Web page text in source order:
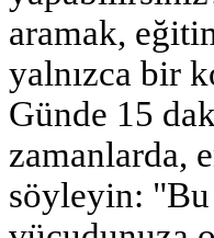
aramak,
yalnızca bir
Günde 15
zamanlarda,
söyleyin: "Bu